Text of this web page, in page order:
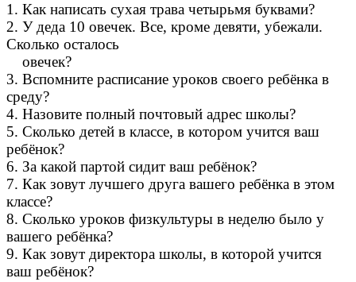
1. Как написать сухая трава четырьмя буквами?
2. У деда 10 овечек. Все, кроме девяти, убежали.
Сколько осталось
овечек?
3. Вспомните расписание уроков своего ребёнка в
среду?
4. Назовите полный почтовый адрес школы?
5. Сколько детей в классе, в котором учится ваш
ребёнок?
6. За какой партой сидит ваш ребёнок?
7. Как зовут лучшего друга вашего ребёнка в этом
классе?
8. Сколько уроков физкультуры в неделю было у
вашего ребёнка?
9. Как зовут директора школы, в которой учится
ваш ребёнок?